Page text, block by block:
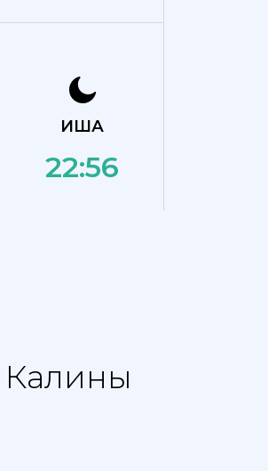
ИША
22:56
Калины